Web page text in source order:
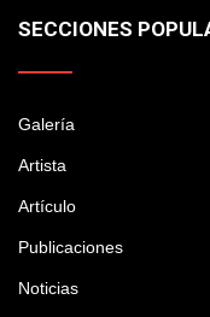
SECCIONES
Galería
Artista
Artículo
Publicaciones
Noticias